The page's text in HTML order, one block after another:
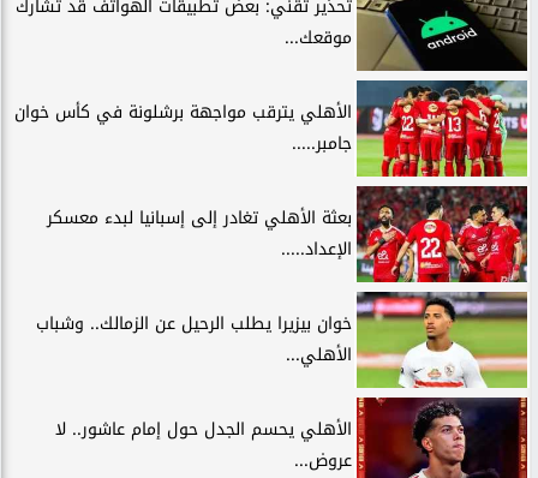
موقعك...
الأهلي يترقب مواجهة برشلونة في كأس خوان
جامبر.....
بعثة الأهلي تغادر إلى إسبانيا لبدء معسكر
الإعداد.....
خوان بيزيرا يطلب الرحيل عن الزمالك.. وشباب
الأهلي...
الأهلي يحسم الجدل حول إمام عاشور.. لا
عروض...